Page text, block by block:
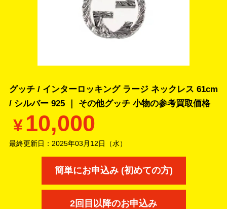
グッチ / インターロッキング ラージ ネックレス 61cm
/ シルバー 925 ｜ その他グッチ 小物の参考買取価格
¥10,000
最終更新日： 2025年03月12日（水）
簡単にお申込み (初めての方)
2回目以降のお申込み